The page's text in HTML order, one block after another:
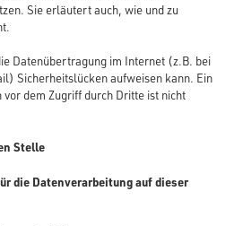
Sie erläutert auch, wie und zu
Datenübertragung im Internet (z.B. bei
Sicherheitslücken aufweisen kann. Ein
dem Zugriff durch Dritte ist nicht
Stelle
die Datenverarbeitung auf dieser